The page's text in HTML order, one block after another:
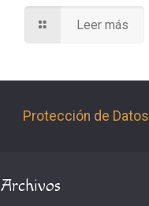
Leer más
Protección de Datos
Archivos